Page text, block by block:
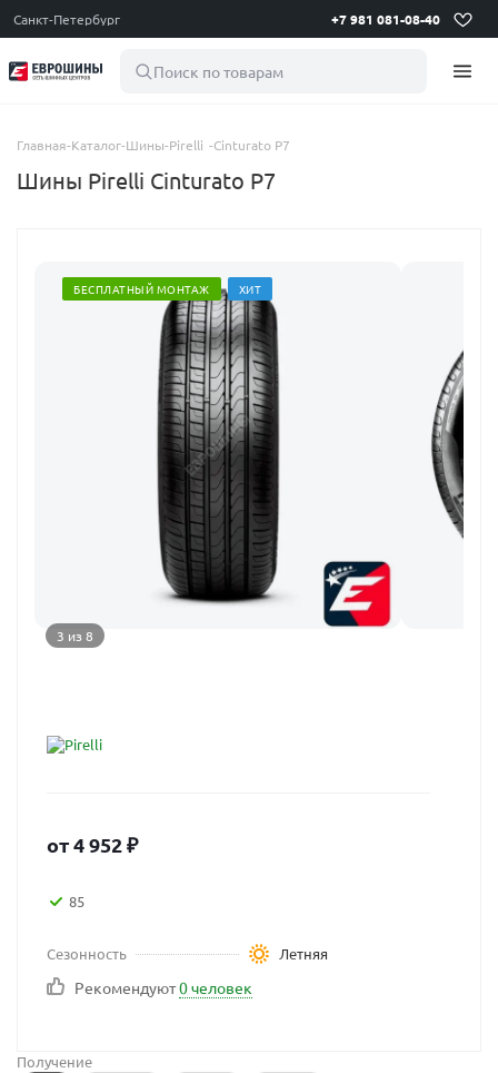
Санкт-Петербург +7 981 081-08-40
Поиск по товарам
Главная-Каталог-Шины-Pirelli -Cinturato P7
Шины Pirelli Cinturato P7
БЕСПЛАТНЫЙ МОНТАЖ ХИТ
3 из 8
от4 952₽
85
Сезонность Летняя
Рекомендуют0 человек
Получение